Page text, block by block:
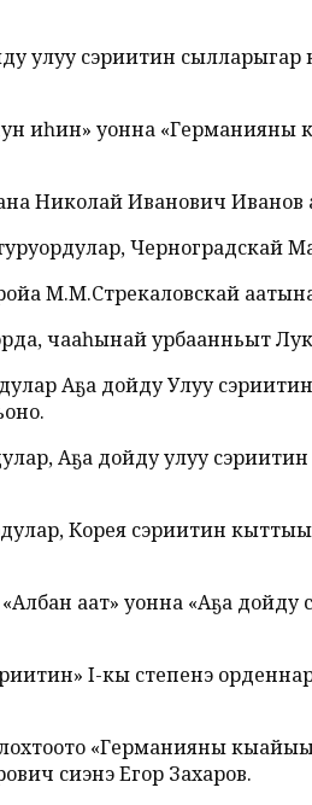
улуу сэриитин
иһин» уонна
Николай Иванович
Черноградскай
М.М.Стрекаловскай
чааһынай урбаанньыт
Аҕа дойду Улуу
Аҕа дойду улуу
Корея сэриитин
«Албан аат» уонна «Аҕа
I-кы степенэ
«Германияны
сиэнэ Егор Захаров.